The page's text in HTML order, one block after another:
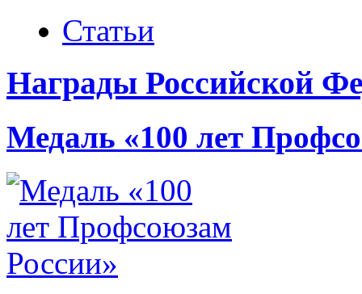
Статьи
Награды Российской
Медаль «100 лет